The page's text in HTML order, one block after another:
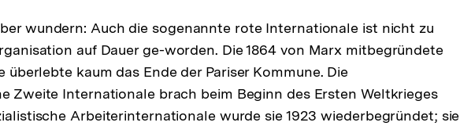
wundern: Auch die sogenannte rote Internationale ist nicht zu
auf Dauer ge-worden. Die 1864 von Marx mitbegründete
überlebte kaum das Ende der Pariser Kommune. Die
Zweite Internationale brach beim Beginn des Ersten Weltkrieges
Arbeiterinternationale wurde sie 1923 wiederbegründet; sie